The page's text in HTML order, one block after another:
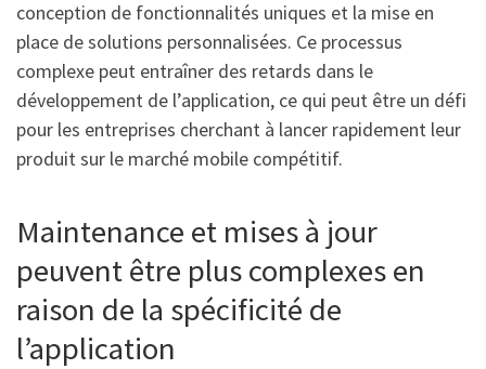
conception de fonctionnalités uniques et la mise en
place de solutions personnalisées. Ce processus
complexe peut entraîner des retards dans le
développement de l’application, ce qui peut être un défi
pour les entreprises cherchant à lancer rapidement leur
produit sur le marché mobile compétitif.
Maintenance et mises à jour
peuvent être plus complexes en
raison de la spécificité de
l’application